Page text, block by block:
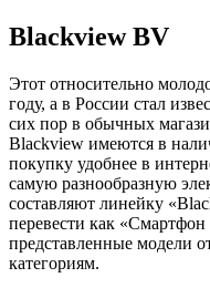
Blackview BV
Этот относительно
году, а в России стал
сих пор в обычных
Blackview имеются в
покупку удобнее в
самую разнообразную
составляют линейку
перевести как
представленные модели
категориям.